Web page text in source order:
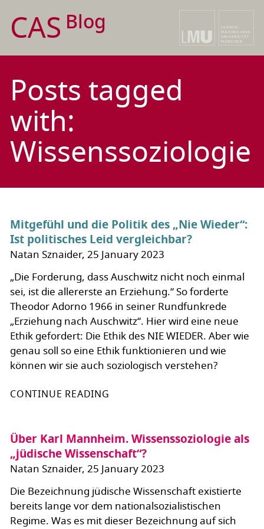
CASBlog
Posts tagged
with:
Wissenssoziologie
Mitgefühl und die Politik des „Nie Wieder“:
Ist politisches Leid vergleichbar?
Natan Sznaider, 25 January 2023
„Die Forderung, dass Auschwitz nicht noch einmal
sei, ist die allererste an Erziehung.“ So forderte
Theodor Adorno 1966 in seiner Rundfunkrede
„Erziehung nach Auschwitz“. Hier wird eine neue
Ethik gefordert: Die Ethik des NIE WIEDER. Aber wie
genau soll so eine Ethik funktionieren und wie
können wir sie auch soziologisch verstehen?
CONTINUE READING
Über Karl Mannheim. Wissenssoziologie als
„jüdische Wissenschaft“?
Natan Sznaider, 25 January 2023
Die Bezeichnung jüdische Wissenschaft existierte
bereits lange vor dem nationalsozialistischen
Regime. Was es mit dieser Bezeichnung auf sich